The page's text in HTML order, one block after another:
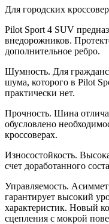
Для городских
Pilot Sport 4 SUV
внедорожников.
дополнительное ребро.
Шумность. Для
шума, которого в Pilot
практически нет.
Прочность. Шина
обусловлено
кроссоверах.
Износостойкость.
счет доработанного
Управляемость.
гарантирует высокий
характеристик. Новый
сцепления с мокрой